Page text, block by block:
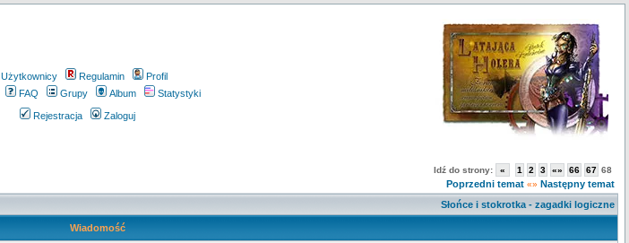
Użytkownicy Regulamin
Profil
FAQ Grupy Album Statystyki
Rejestracja Zaloguj
Idź do strony: « 1 2 3 «» 66 67 68
Poprzedni temat «» Następny temat
Słońce i stokrotka - zagadki logiczne
Wiadomość